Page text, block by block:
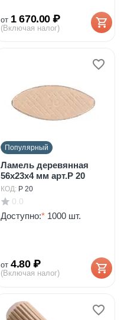
от 1 670.00 ₽
(Включая налог)
Популярный
Ламель деревянная
56х23х4 мм арт.P 20
КОД: P 20
0.0
Доступно:* 1000 шт.
от 4.80 ₽
(Включая налог)